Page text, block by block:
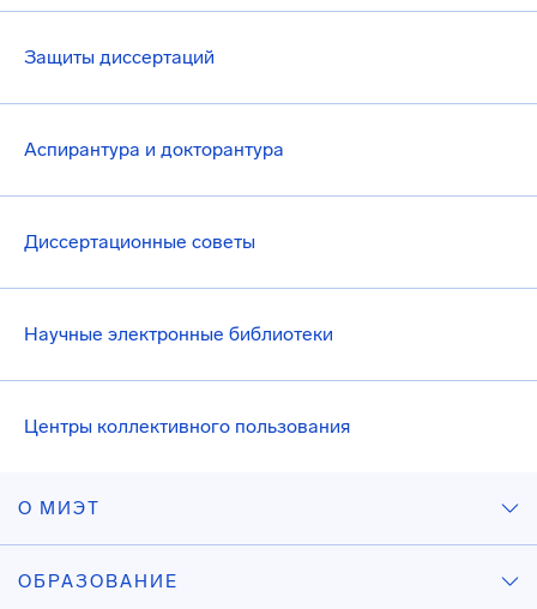
Защиты диссертаций
Аспирантура и докторантура
Диссертационные советы
Научные электронные библиотеки
Центры коллективного пользования
О МИЭТ
ОБРАЗОВАНИЕ